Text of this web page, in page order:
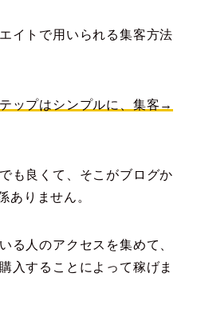
イトで用いられる集客方法
ップはシンプルに、集客→
も良くて、そこがブログか
ありません。
る人のアクセスを集めて、
入することによって稼げま